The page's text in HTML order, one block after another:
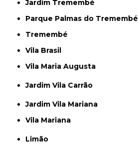
Jardim Tremembé
Parque Palmas do Tremembé
Tremembé
Vila Brasil
Vila Maria Augusta
Jardim Vila Carrão
Jardim Vila Mariana
Vila Mariana
Limão